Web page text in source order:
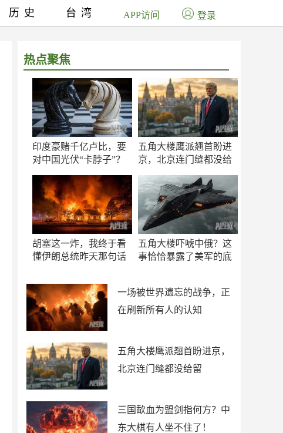
热点聚焦
印度豪赌千亿卢比，要
对中国光伏“卡脖子”？
五角大楼鹰派翘首盼进
京，北京连门缝都没给
胡塞这一炸，我终于看
懂伊朗总统昨天那句话
五角大楼吓唬中俄？这
事恰恰暴露了美军的底
一场被世界遗忘的战争，正
在刷新所有人的认知
五角大楼鹰派翘首盼进京，
北京连门缝都没给留
三国歃血为盟剑指何方？中
东大棋有人坐不住了！
历史 台湾 APP访问 登录